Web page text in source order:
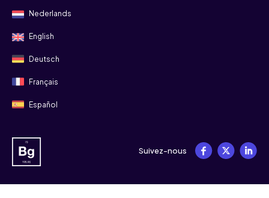
Nederlands
English
Deutsch
Français
Español
Suivez-nous